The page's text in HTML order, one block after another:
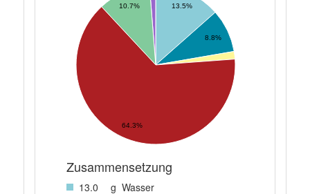
13.5%
8.8%
10.7%
64.3%
Zusammensetzung
13.0 g Wasser